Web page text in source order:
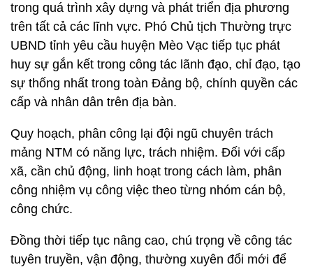
trong quá trình xây dựng và phát triển địa phương
trên tất cả các lĩnh vực. Phó Chủ tịch Thường trực
UBND tỉnh yêu cầu huyện Mèo Vạc tiếp tục phát
huy sự gắn kết trong công tác lãnh đạo, chỉ đạo, tạo
sự thống nhất trong toàn Đảng bộ, chính quyền các
cấp và nhân dân trên địa bàn.
Quy hoạch, phân công lại đội ngũ chuyên trách
mảng NTM có năng lực, trách nhiệm. Đối với cấp
xã, cần chủ động, linh hoạt trong cách làm, phân
công nhiệm vụ công việc theo từng nhóm cán bộ,
công chức.
Đồng thời tiếp tục nâng cao, chú trọng về công tác
tuyên truyền, vận động, thường xuyên đổi mới để